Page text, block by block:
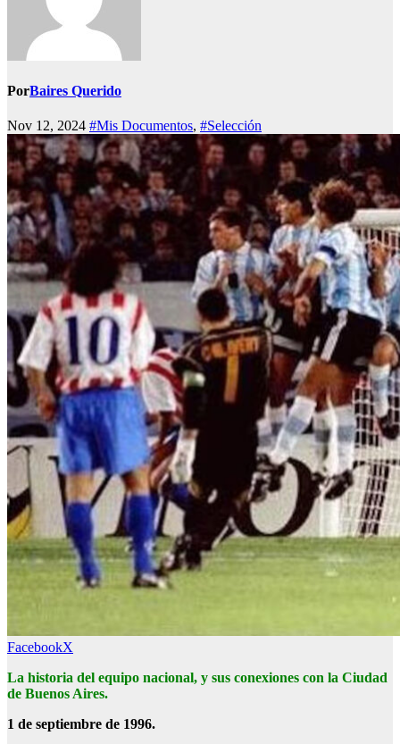
PorBaires Querido
Nov 12, 2024 #Mis Documentos, #Selección
FacebookX
La historia del equipo nacional, y sus conexiones con la Ciudad
de Buenos Aires.
1 de septiembre de 1996.